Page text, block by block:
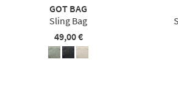
GOT BAG
Sling Bag
49,00 €